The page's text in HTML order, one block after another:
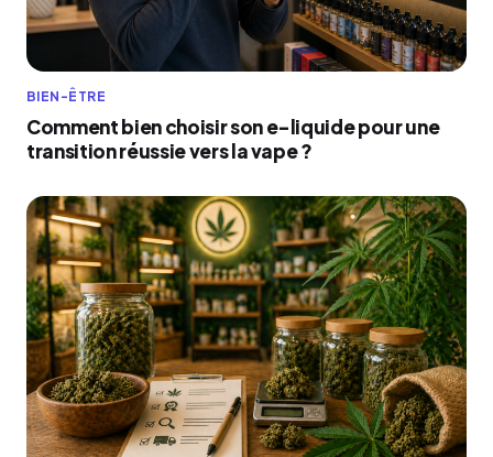
BIEN-ÊTRE
Comment bien choisir son e-liquide pour une
transition réussie vers la vape ?